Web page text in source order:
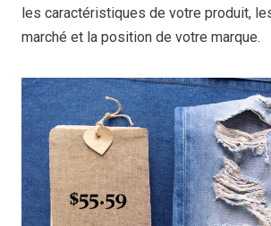
les caractéristiques de votre produit,
marché et la position de votre marque.